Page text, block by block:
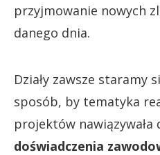
przyjmowanie nowych
danego dnia.
Działy zawsze staramy
sposób, by tematyka
projektów nawiązywała
doświadczenia